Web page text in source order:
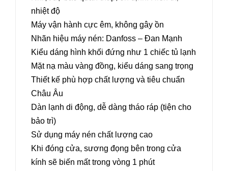
nhiệt độ
Máy vận hành cực êm, không gây ồn
Nhãn hiệu máy nén: Danfoss – Đan Mạnh
Kiểu dáng hình khối đứng như 1 chiếc tủ lạnh
Mặt nạ màu vàng đồng, kiểu dáng sang trọng
Thiết kế phù hợp chất lượng và tiêu chuẩn
Châu Âu
Dàn lạnh di động, dễ dàng tháo ráp (tiện cho
bảo trì)
Sử dụng máy nén chất lượng cao
Khi đóng cửa, sương đọng bên trong cửa
kính sẽ biến mất trong vòng 1 phút